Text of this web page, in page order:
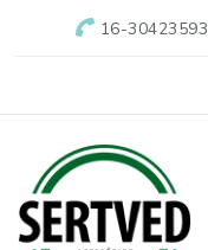
16-30423593